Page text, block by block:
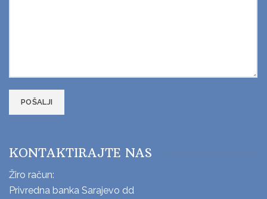
KONTAKTIRAJTE NAS
Žiro račun:
Privredna banka Sarajevo dd